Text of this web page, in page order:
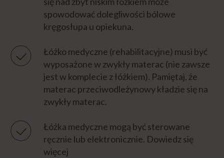
Napisz do nas
spowodować dolegliwości bólowe
kręgosłupa u opiekuna.
Łóżko medyczne (rehabilitacyjne) musi być
wyposażone w zwykły materac (nie zawsze
jest w komplecie z łóżkiem). Pamiętaj, że
materac przeciwodleżynowy kładzie się na
zwykły materac.
Łóżka medyczne mogą być sterowane
ręcznie lub elektronicznie. Dowiedz się
więcej